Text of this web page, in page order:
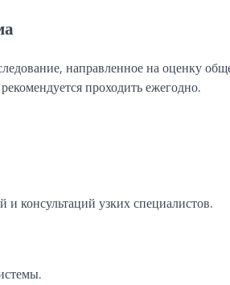
направленное на оценку
проходить ежегодно.
консультаций узких специалистов.